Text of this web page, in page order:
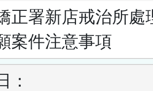
正署新店戒治所處
案件注意事項
：